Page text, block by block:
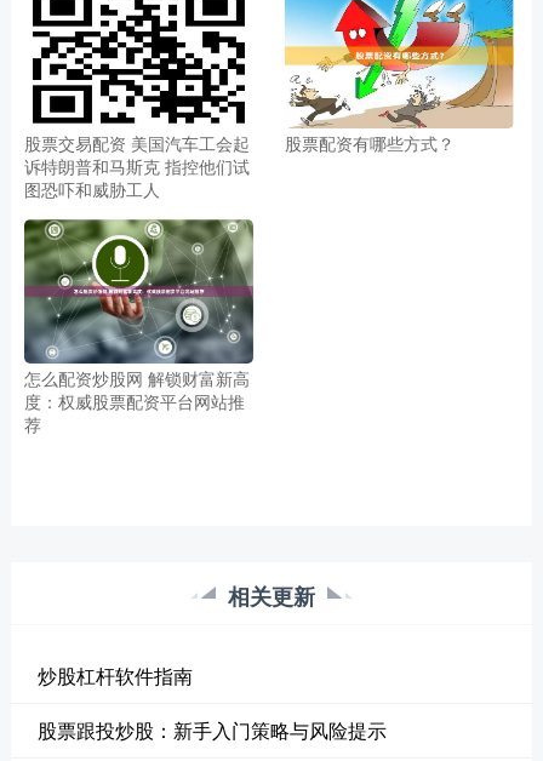
股票交易配资 美国汽车工会起
诉特朗普和马斯克 指控他们试
图恐吓和威胁工人
股票配资有哪些方式？
怎么配资炒股网 解锁财富新高
度：权威股票配资平台网站推
荐
相关更新
炒股杠杆软件指南
股票跟投炒股：新手入门策略与风险提示